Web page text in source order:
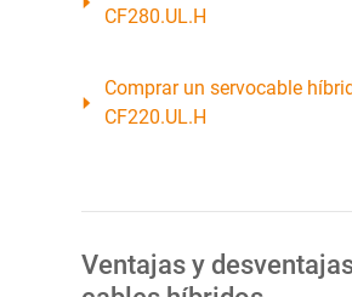
CF280.UL.H
Comprar un servocable
CF220.UL.H
Ventajas y